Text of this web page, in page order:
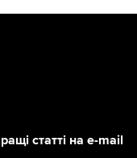
статті на e-mail